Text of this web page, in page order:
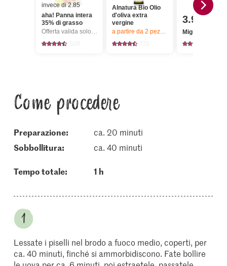
invece di 2.85
aha! Panna intera
35% di grasso
Offerta valida solo dal 6.8 al 12.8.2026, fino a esaurimento dello stock.
Alnatura Bio Olio
d'oliva extra
vergine
a partire da 2 pezzi, Offerta valida solo
3.95
Migros Verza
Come procedere
Preparazione:
ca. 20 minuti
sobbollitura:
ca. 40 minuti
Tempo totale: 1 h
Lessate i piselli nel brodo a fuoco medio, coperti, per
ca. 40 minuti, finché si ammorbidiscono. Fate bollire